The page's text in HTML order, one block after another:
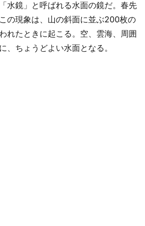
水鏡」と呼ばれる水面の鏡だ。春先
の現象は、山の斜面に並ぶ200枚の
れたときに起こる。空、雲海、周囲
、ちょうどよい水面となる。